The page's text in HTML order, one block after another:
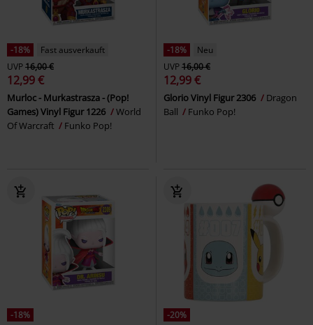
-18%
Fast ausverkauft
UVP16,00 €
12,99 €
Murloc - Murkastrasza - (Pop!
Games) Vinyl Figur 1226
World
Of Warcraft
Funko Pop!
-18%
Neu
UVP16,00 €
12,99 €
Glorio Vinyl Figur 2306
Dragon
Ball
Funko Pop!
-18%
-20%